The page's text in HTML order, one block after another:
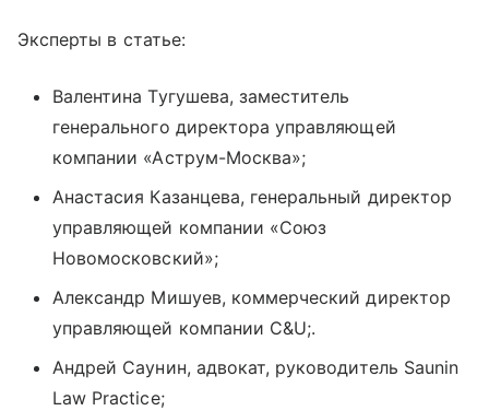
Эксперты в статье:
Валентина Тугушева, заместитель
генерального директора управляющей
компании «Аструм-Москва»;
Анастасия Казанцева, генеральный директор
управляющей компании «Союз
Новомосковский»;
Александр Мишуев, коммерческий директор
управляющей компании C&U;.
Андрей Саунин, адвокат, руководитель Saunin
Law Practice;